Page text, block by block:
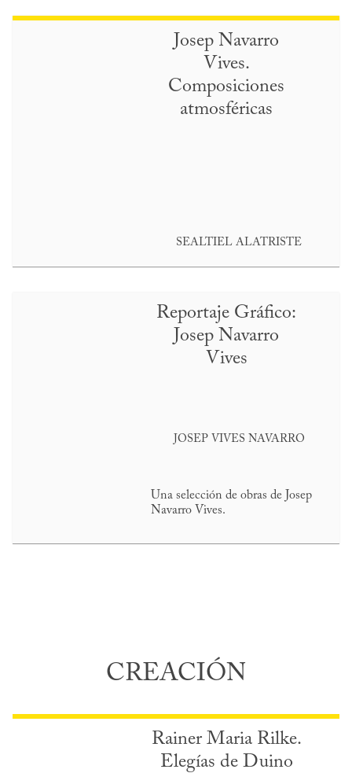
Josep Navarro
Vives.
Composiciones
atmosféricas
SEALTIEL ALATRISTE
Reportaje Gráfico:
Josep Navarro
Vives
JOSEP VIVES NAVARRO
Una selección de obras de Josep
Navarro Vives.
CREACIÓN
Rainer Maria Rilke.
Elegías de Duino